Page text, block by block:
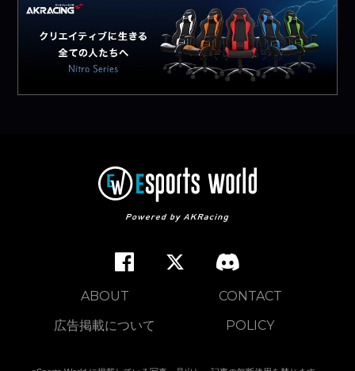
ABOUT
CONTACT
広告掲載について
POLICY